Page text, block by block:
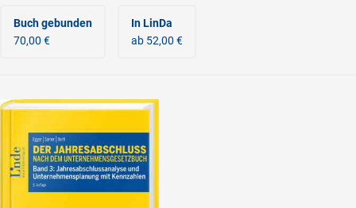
Buch gebunden
70,00 €
In LinDa
ab 52,00 €